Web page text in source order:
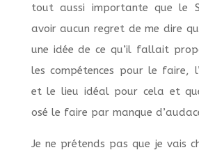
tout aussi importante que le
avoir aucun regret de me dire
une idée de ce qu’il fallait
les compétences pour le faire,
et le lieu idéal pour cela et
osé le faire par manque
Je ne prétends pas que je vais